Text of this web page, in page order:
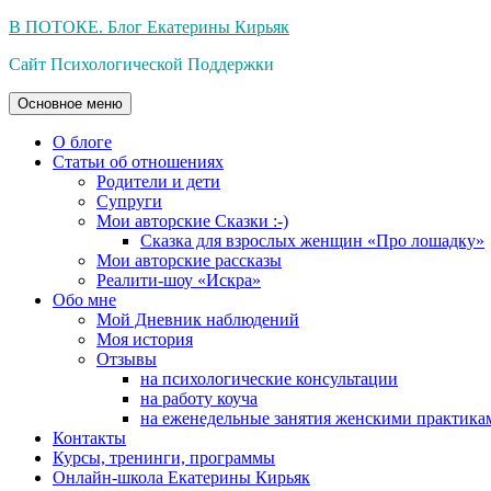
Перейти
содержимому
В ПОТОКЕ. Блог Екатерины Кирьяк
Сайт Психологической Поддержки
Основное меню
О блоге
Статьи об отношениях
Родители и дети
Супруги
Мои авторские Сказки :-)
Сказка для взрослых женщин «Про лошадку»
Мои авторские рассказы
Реалити-шоу «Искра»
Обо мне
Мой Дневник наблюдений
Моя история
Отзывы
на психологические консультации
на работу коуча
на еженедельные занятия женскими
Контакты
Курсы, тренинги, программы
Онлайн-школа Екатерины Кирьяк